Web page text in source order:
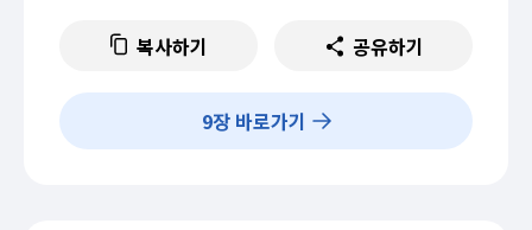
복사하기 공유하기
9장 바로가기